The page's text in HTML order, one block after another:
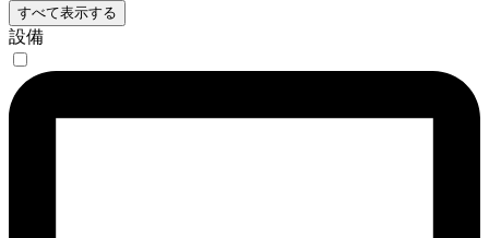
すべて表示する
設備